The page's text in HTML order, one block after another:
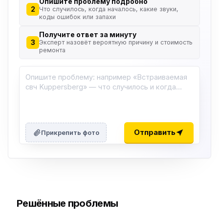
2
Что случилось, когда началось, какие звуки,
коды ошибок или запахи
3
Получите ответ за минуту
Эксперт назовёт вероятную причину и стоимость
ремонта
Прикрепить фото Отправить
Решённые проблемы